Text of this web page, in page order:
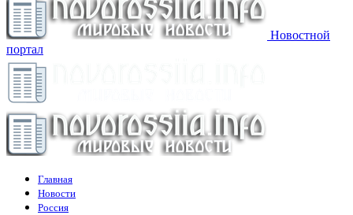
Новостной
портал
Главная
Новости
Россия